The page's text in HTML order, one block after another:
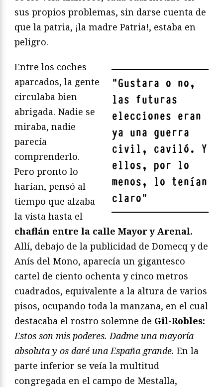
sus propios problemas, sin darse cuenta de
que la patria, ¡la madre Patria!, estaba en
peligro.
"Gustara o no,
las futuras
elecciones eran
ya una guerra
civil, caviló. Y
ellos, por lo
menos, lo tenían
claro"
Entre los coches
aparcados, la gente
circulaba bien
abrigada. Nadie se
miraba, nadie
parecía
comprenderlo.
Pero pronto lo
harían, pensó al
tiempo que alzaba
la vista hasta el
chaflán entre la calle Mayor y Arenal.
Allí, debajo de la publicidad de Domecq y de
Anís del Mono, aparecía un gigantesco
cartel de ciento ochenta y cinco metros
cuadrados, equivalente a la altura de varios
pisos, ocupando toda la manzana, en el cual
destacaba el rostro solemne de Gil-Robles:
Estos son mis poderes. Dadme una mayoría
absoluta y os daré una España grande. En la
parte inferior se veía la multitud
congregada en el campo de Mestalla,